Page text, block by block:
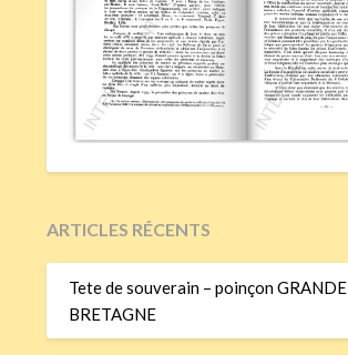
ARTICLES RÉCENTS
Tete de souverain – poinçon GRANDE
BRETAGNE